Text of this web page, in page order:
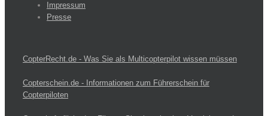
Impressum
Presse
CopterRecht.de - Was Sie als Multicopterpilot wissen müssen
Copterschein.de - Informationen zum Führerschein für
Copterpiloten